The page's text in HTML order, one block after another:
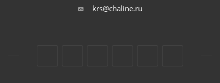
krs@chaline.ru